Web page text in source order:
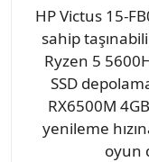
HP Victus 15-
sahip
Ryzen 5
SSD
RX6500M
yenileme
oyun